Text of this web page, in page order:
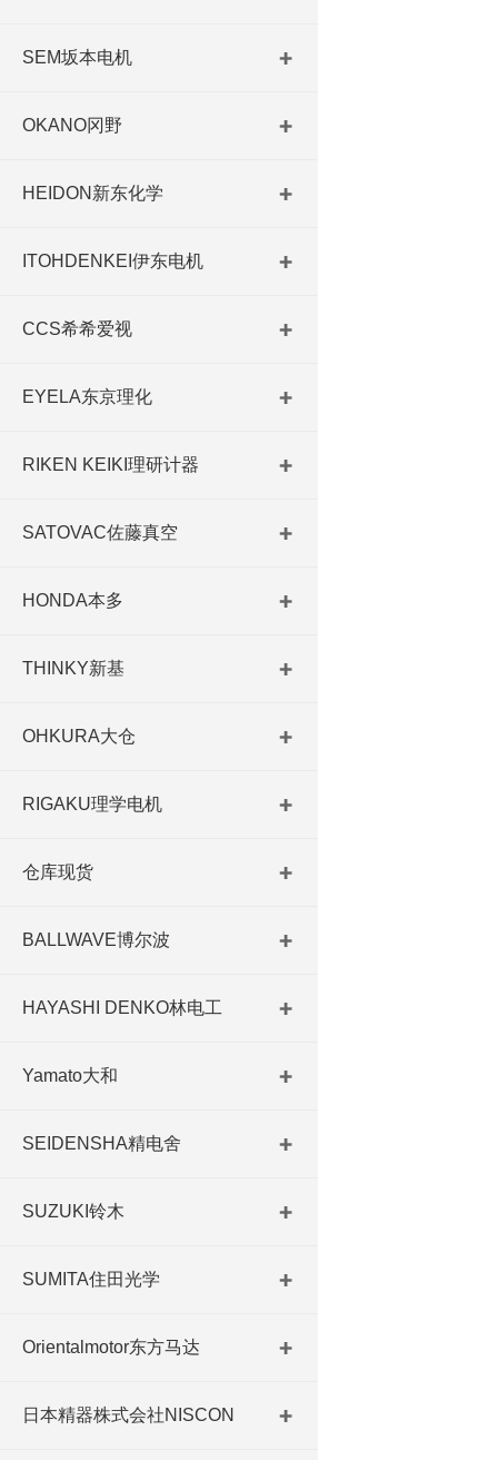
SEM坂本电机
OKANO冈野
HEIDON新东化学
ITOHDENKEI伊东电机
CCS希希爱视
EYELA东京理化
RIKEN KEIKI理研计器
SATOVAC佐藤真空
HONDA本多
THINKY新基
OHKURA大仓
RIGAKU理学电机
仓库现货
BALLWAVE博尔波
HAYASHI DENKO林电工
Yamato大和
SEIDENSHA精电舍
SUZUKI铃木
SUMITA住田光学
Orientalmotor东方马达
日本精器株式会社NISCON